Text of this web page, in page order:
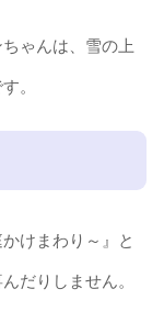
ゃんは、雪の上
。
けまわり～』と
だりしません。